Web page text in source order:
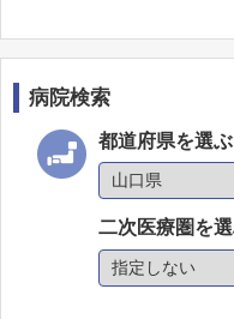
病院検索
都道府県を選ぶ
二次医療圏を